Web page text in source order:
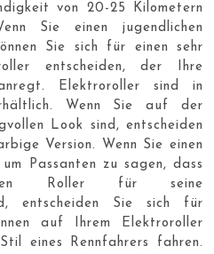
von 20-25 Kilometern
Sie einen jugendlichen
Sie sich für einen sehr
entscheiden, der Ihre
Elektroroller sind in
Wenn Sie auf der
Look sind, entscheiden
Version. Wenn Sie einen
Passanten zu sagen, dass
Roller für seine
entscheiden Sie sich für
auf Ihrem Elektroroller
eines Rennfahrers fahren.